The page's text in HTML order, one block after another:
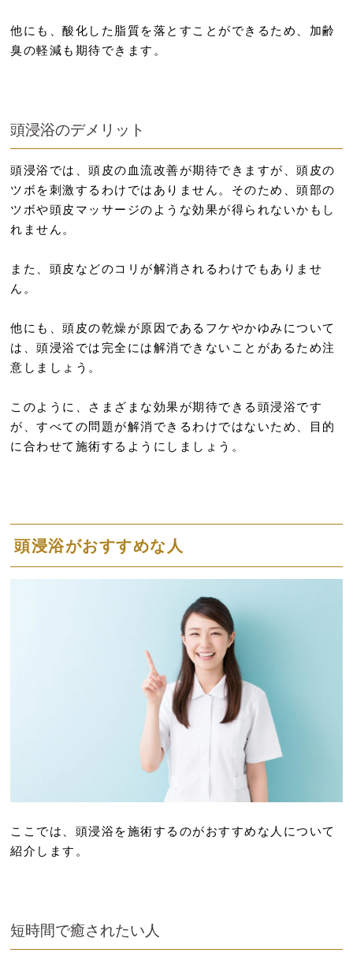
他にも、酸化した脂質を落とすことができるため、加齢
臭の軽減も期待できます。
頭浸浴のデメリット
頭浸浴では、頭皮の血流改善が期待できますが、頭皮の
ツボを刺激するわけではありません。そのため、頭部の
ツボや頭皮マッサージのような効果が得られないかもし
れません。
また、頭皮などのコリが解消されるわけでもありませ
ん。
他にも、頭皮の乾燥が原因であるフケやかゆみについて
は、頭浸浴では完全には解消できないことがあるため注
意しましょう。
このように、さまざまな効果が期待できる頭浸浴です
が、すべての問題が解消できるわけではないため、目的
に合わせて施術するようにしましょう。
頭浸浴がおすすめな人
ここでは、頭浸浴を施術するのがおすすめな人について
紹介します。
短時間で癒されたい人